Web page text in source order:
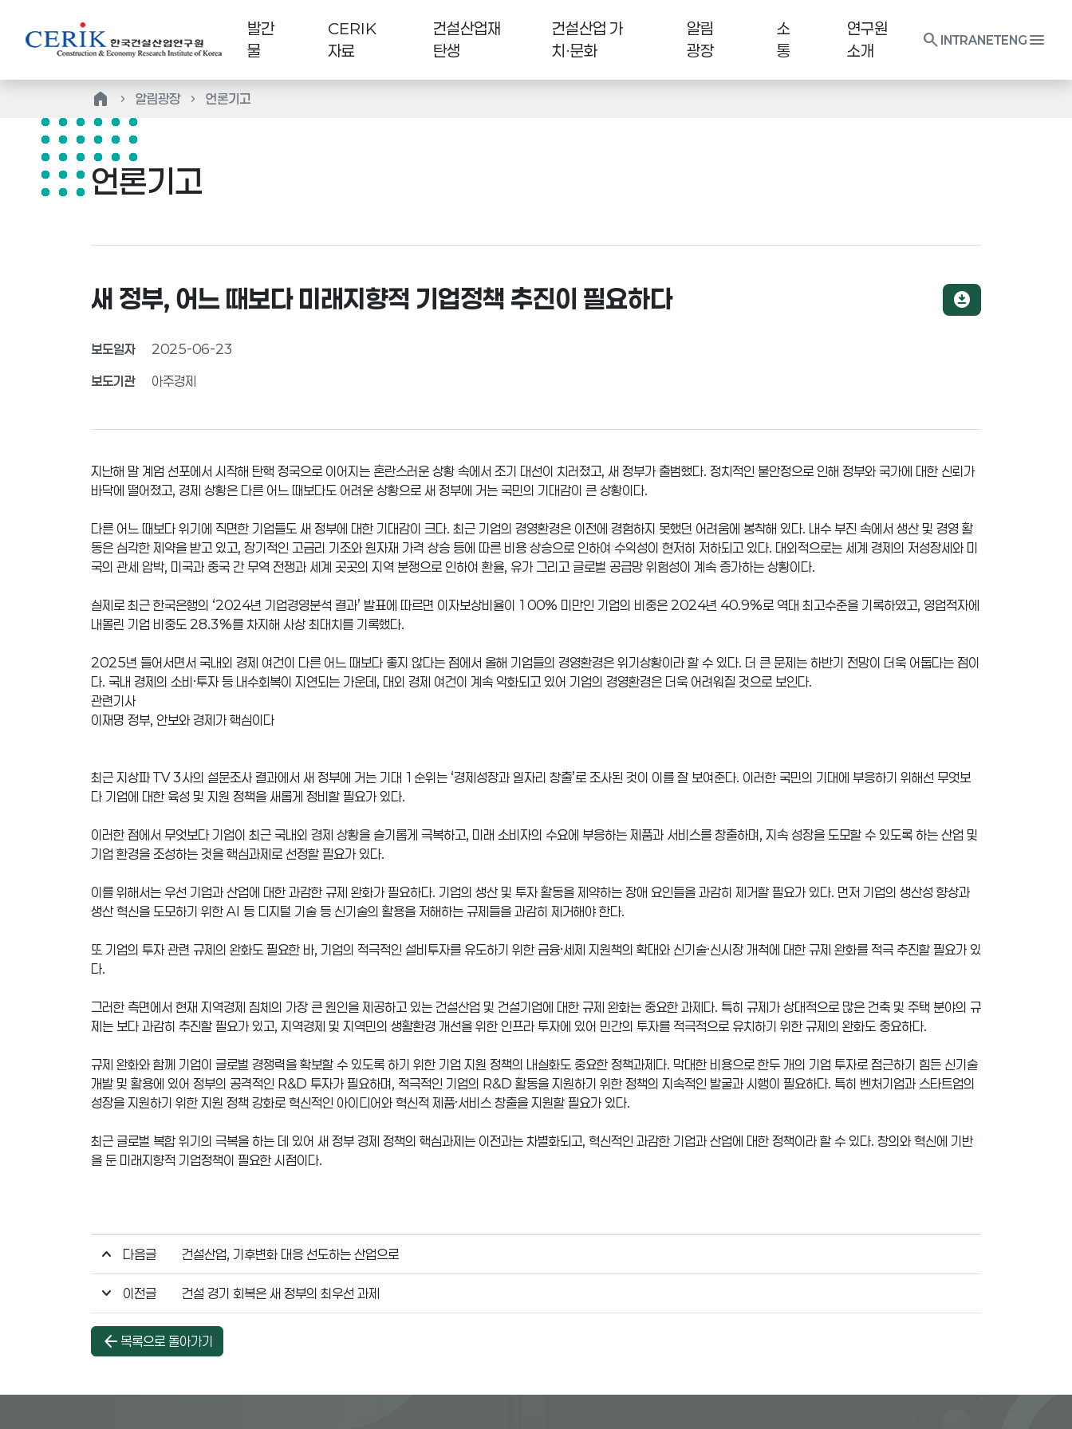
발간
물
CERIK
자료
건설산업재
탄생
건설산업 가
치·문화
알림
광장
소
통
연구원
소개
search INTRANETENG menu
home 알림광장 언론기고
언론기고
새 정부, 어느 때보다 미래지향적 기업정책 추진이 필요하다
보도일자 2025-06-23
보도기관 아주경제
download_for_offline
지난해 말 계엄 선포에서 시작해 탄핵 정국으로 이어지는 혼란스러운 상황 속에서 조기 대선이 치러졌고, 새 정부가 출범했다. 정치적인 불안정으로 인해 정부와 국가에 대한 신뢰가
바닥에 떨어졌고, 경제 상황은 다른 어느 때보다도 어려운 상황으로 새 정부에 거는 국민의 기대감이 큰 상황이다.
다른 어느 때보다 위기에 직면한 기업들도 새 정부에 대한 기대감이 크다. 최근 기업의 경영환경은 이전에 경험하지 못했던 어려움에 봉착해 있다. 내수 부진 속에서 생산 및 경영 활
동은 심각한 제약을 받고 있고, 장기적인 고금리 기조와 원자재 가격 상승 등에 따른 비용 상승으로 인하여 수익성이 현저히 저하되고 있다. 대외적으로는 세계 경제의 저성장세와 미
국의 관세 압박, 미국과 중국 간 무역 전쟁과 세계 곳곳의 지역 분쟁으로 인하여 환율, 유가 그리고 글로벌 공급망 위험성이 계속 증가하는 상황이다.
실제로 최근 한국은행의 ‘2024년 기업경영분석 결과’ 발표에 따르면 이자보상비율이 100% 미만인 기업의 비중은 2024년 40.9%로 역대 최고수준을 기록하였고, 영업적자에
내몰린 기업 비중도 28.3%를 차지해 사상 최대치를 기록했다.
2025년 들어서면서 국내외 경제 여건이 다른 어느 때보다 좋지 않다는 점에서 올해 기업들의 경영환경은 위기상황이라 할 수 있다. 더 큰 문제는 하반기 전망이 더욱 어둡다는 점이
다. 국내 경제의 소비·투자 등 내수회복이 지연되는 가운데, 대외 경제 여건이 계속 악화되고 있어 기업의 경영환경은 더욱 어려워질 것으로 보인다.
관련기사
이재명 정부, 안보와 경제가 핵심이다
최근 지상파 TV 3사의 설문조사 결과에서 새 정부에 거는 기대 1순위는 ‘경제성장과 일자리 창출’로 조사된 것이 이를 잘 보여준다. 이러한 국민의 기대에 부응하기 위해선 무엇보
다 기업에 대한 육성 및 지원 정책을 새롭게 정비할 필요가 있다.
이러한 점에서 무엇보다 기업이 최근 국내외 경제 상황을 슬기롭게 극복하고, 미래 소비자의 수요에 부응하는 제품과 서비스를 창출하며, 지속 성장을 도모할 수 있도록 하는 산업 및
기업 환경을 조성하는 것을 핵심과제로 선정할 필요가 있다.
이를 위해서는 우선 기업과 산업에 대한 과감한 규제 완화가 필요하다. 기업의 생산 및 투자 활동을 제약하는 장애 요인들을 과감히 제거할 필요가 있다. 먼저 기업의 생산성 향상과
생산 혁신을 도모하기 위한 AI 등 디지털 기술 등 신기술의 활용을 저해하는 규제들을 과감히 제거해야 한다.
또 기업의 투자 관련 규제의 완화도 필요한 바, 기업의 적극적인 설비투자를 유도하기 위한 금융·세제 지원책의 확대와 신기술·신시장 개척에 대한 규제 완화를 적극 추진할 필요가 있
다.
그러한 측면에서 현재 지역경제 침체의 가장 큰 원인을 제공하고 있는 건설산업 및 건설기업에 대한 규제 완화는 중요한 과제다. 특히 규제가 상대적으로 많은 건축 및 주택 분야의 규
제는 보다 과감히 추진할 필요가 있고, 지역경제 및 지역민의 생활환경 개선을 위한 인프라 투자에 있어 민간의 투자를 적극적으로 유치하기 위한 규제의 완화도 중요하다.
규제 완화와 함께 기업이 글로벌 경쟁력을 확보할 수 있도록 하기 위한 기업 지원 정책의 내실화도 중요한 정책과제다. 막대한 비용으로 한두 개의 기업 투자로 접근하기 힘든 신기술
개발 및 활용에 있어 정부의 공격적인 R&D 투자가 필요하며, 적극적인 기업의 R&D 활동을 지원하기 위한 정책의 지속적인 발굴과 시행이 필요하다. 특히 벤처기업과 스타트업의
성장을 지원하기 위한 지원 정책 강화로 혁신적인 아이디어와 혁신적 제품·서비스 창출을 지원할 필요가 있다.
최근 글로벌 복합 위기의 극복을 하는 데 있어 새 정부 경제 정책의 핵심과제는 이전과는 차별화되고, 혁신적인 과감한 기업과 산업에 대한 정책이라 할 수 있다. 창의와 혁신에 기반
을 둔 미래지향적 기업정책이 필요한 시점이다.
다음글 건설산업, 기후변화 대응 선도하는 산업으로
이전글 건설 경기 회복은 새 정부의 최우선 과제
arrow_back 목록으로 돌아가기